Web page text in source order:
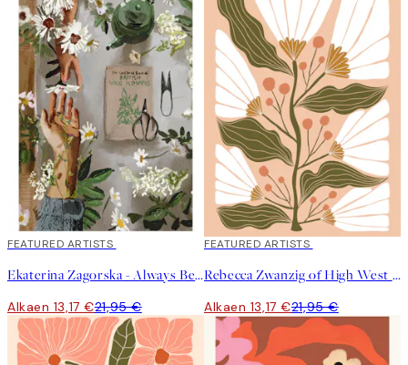
40%*
FEATURED ARTISTS
Ekaterina Zagorska - Always Be There for You Juliste
Alkaen 13,17 €21,95 €
40%*
FEATURED ARTISTS
Rebecca Zwanzig of High West Wild - Maeve Juliste
Alkaen 13,17 €21,95 €